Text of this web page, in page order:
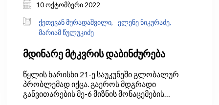
10 ოქტომბერი 2022
ქეთევან მურადაშვილი,
ელენე ნიკურაძე,
მარიამ წულუკიძე
მდინარე მტკვრის დაბინძურება
წყლის ხარისხი 21-ე საუკუნეში გლობალურ
პრობლემად იქცა. გაეროს მდგრადი
განვითარების მე-6 მიზნის მონაცემების